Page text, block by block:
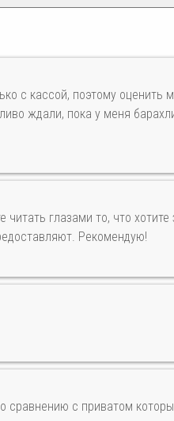
с кассой, поэтому
ждали, пока у меня
читать глазами то, что
Рекомендую!
сравнению с приватом